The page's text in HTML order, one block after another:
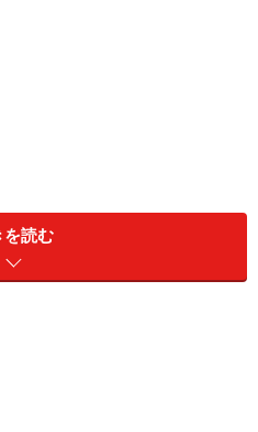
を読む